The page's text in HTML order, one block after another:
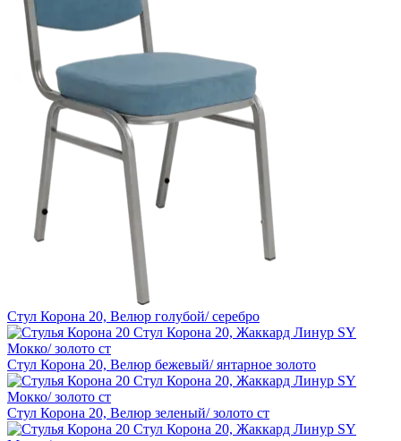
Стул Корона 20, Велюр голубой/ серебро
Стул Корона 20, Велюр бежевый/ янтарное золото
Стул Корона 20, Велюр зеленый/ золото ст